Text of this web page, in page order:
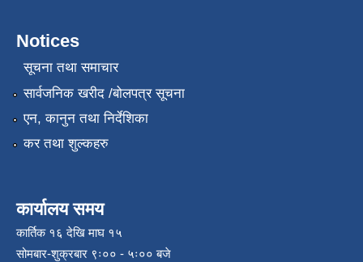
Notices
सूचना तथा समाचार
सार्वजनिक खरीद /बोलपत्र सूचना
एन, कानुन तथा निर्देशिका
कर तथा शुल्कहरु
कार्यालय समय
कार्तिक १६ देखि माघ १५
सोमबार-शुक्रबार ९ः०० - ५ः०० बजे